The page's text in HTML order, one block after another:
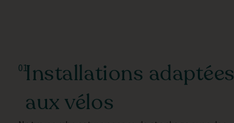
01Installations adaptées
aux vélos